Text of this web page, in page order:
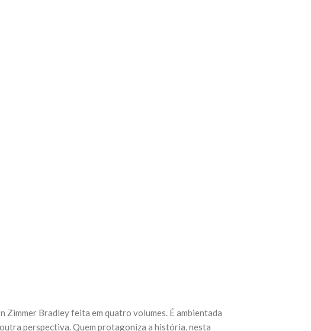
Zimmer Bradley feita em quatro volumes. É ambientada
perspectiva. Quem protagoniza a história, nesta